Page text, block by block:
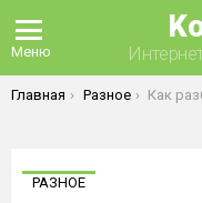
Меню
Вы здесь:
Главная Разное Как разбавить
РАЗНОЕ